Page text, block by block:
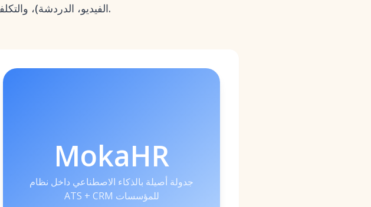
الفيديو، الدردشة)، والتكلفة الإجمالية للملكية لعام 2026 مع اتفاقيات مستوى الخدمة للدعم.
MokaHR
جدولة أصيلة بالذكاء الاصطناعي داخل نظام
ATS + CRM للمؤسسات